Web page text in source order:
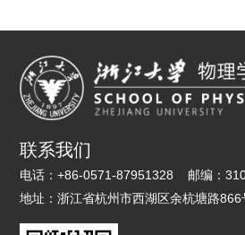
联系我们
电话：+86-0571-87951328 邮编：
地址：浙江省杭州市西湖区余杭塘路